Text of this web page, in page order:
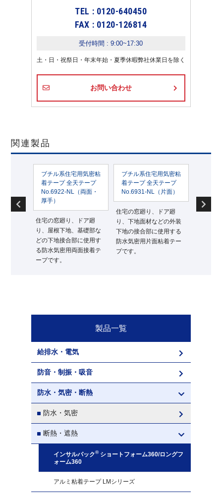
製品一覧
給排水・電気
防音・制振・吸音
防水・気密・断熱
防水・気密
断熱・遮熱
インサルパック®ショートフォーム360/ロングフ
ォーム360
アルミ粘着テープ LMシリーズ
TEL : 0120-640450
FAX : 0120-126814
受付時間 : 9:00~17:30
土・日・祝祭日・年末年始・夏季休暇弊社休業日を除く
お問い合わせ
関連製品
ブチル系住宅用気密粘
着テープ 全天テープ
No.6922-NL（両面・
厚手）
住宅の窓廻り、ドア廻
り、屋根下地、基礎部な
どの下地接合部に使用す
る防水気密用両面接着テ
ープです。
ブチル系住宅用気密粘
着テープ 全天テープ
No.6931-NL（片面）
住宅の窓廻り、ドア廻
り、下地面材などの外装
下地の接合部に使用する
防水気密用片面粘着テー
プです。
伸縮性を持ち
るため出隅部